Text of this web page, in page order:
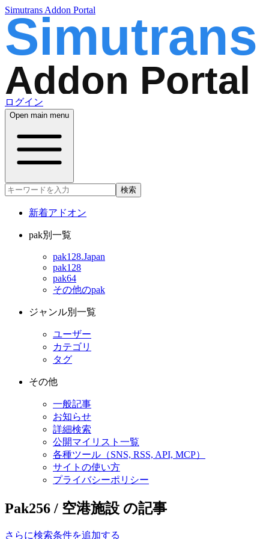
Simutrans Addon Portal
ログイン
Open main menu
検索
新着アドオン
pak別一覧
pak128.Japan
pak128
pak64
その他のpak
ジャンル別一覧
ユーザー
カテゴリ
タグ
その他
一般記事
お知らせ
詳細検索
公開マイリスト一覧
各種ツール（SNS, RSS, API, MCP）
サイトの使い方
プライバシーポリシー
Pak256 / 空港施設 の記事
さらに検索条件を追加する